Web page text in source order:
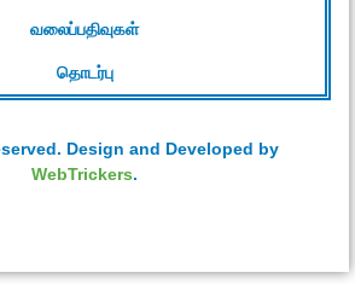
வலைப்பதிவுகள்
தொடர்பு
Design and Developed by
WebTrickers.